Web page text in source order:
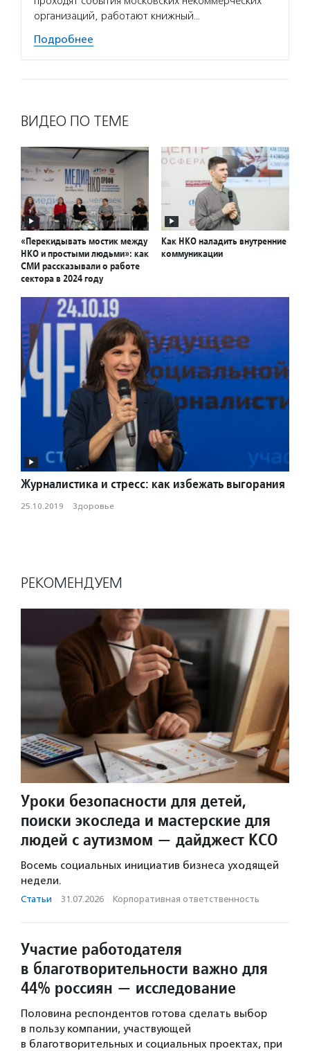
организаций, работают книжный…
Подробнее
ВИДЕО ПО ТЕМЕ
«Перекидывать мостик между
НКО и простыми людьми»: как
СМИ рассказывали о работе
сектора в 2024 году
Как НКО наладить внутренние
коммуникации
Журналистика и стресс: как избежать выгорания
25.10.2019 · Здоровье
РЕКОМЕНДУЕМ
Уроки безопасности для детей,
поиски экоследа и мастерские для
людей с аутизмом — дайджест КСО
Восемь социальных инициатив бизнеса уходящей
недели.
Статьи · 31.07.2026 · Корпоративная ответственность
Участие работодателя
в благотворительности важно для
44% россиян — исследование
Половина респондентов готова сделать выбор
в пользу компании, участвующей
в благотворительных и социальных проектах, при